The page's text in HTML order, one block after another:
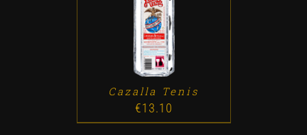
ADD TO CART / DETALLES
Cazalla Tenis
€13.10